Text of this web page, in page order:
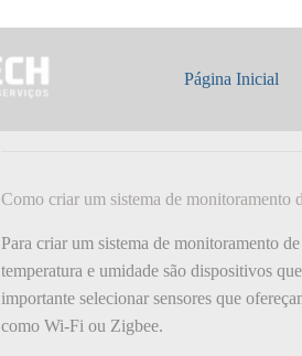
Página Inicial
Como: criar um
umidade em sua
Como criar um sistema de monitoramento
Para criar um sistema de monitoramento
temperatura e umidade são dispositivos
importante selecionar sensores que
como Wi-Fi ou Zigbee.